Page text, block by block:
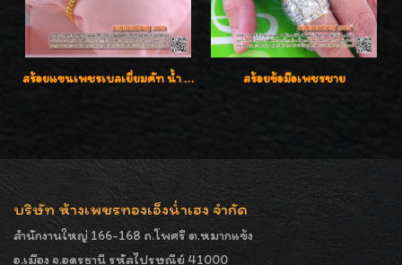
สร้อยแขนเพชรเบลเยี่ยมคัท น้ำ 97 G-Color/VVS เพชร 20 เม็ดน้ำหนักเพชร 0.80 กะรัต ใส่สวยน่ารัก ราคาเบาๆ ลดพิเศษค่ะ สร้อยข้อมือเพชรชาย
บริษัท ห้างเพชรทองเอ็งน่ำเฮง จำกัด
สำนักงานใหญ่ 166-168 ถ.โพศรี ต.หมากแข้ง
อ.เมือง จ.อุดรธานี รหัสไปรษณีย์ 41000